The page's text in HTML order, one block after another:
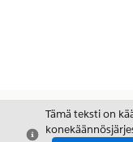
Sulje
Tämä teksti on